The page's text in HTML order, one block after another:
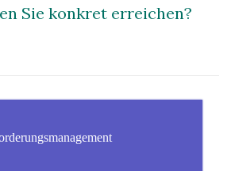
Sie konkret erreichen?